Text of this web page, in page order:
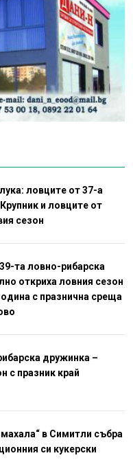
ловците от 37-а
и ловците от
сезон
та ловно-рибарска
откриха ловния сезон
с празнична среща
дружинка –
с празник край
в Симитли събра
си кукерски